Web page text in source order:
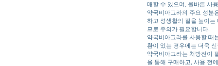
매할 수 있으며, 올바른 사
약국비아그라의 주요 성분
하고 성생활의 질을 높이는
므로 주의가 필요합니다.
약국비아그라를 사용할 때
환이 있는 경우에는 더욱
약국비아그라는 처방전이
을 통해 구매하고, 사용 전